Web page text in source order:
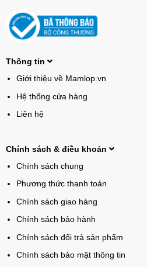
Thông tin
Giới thiệu về Mamlop.vn
Hệ thống cửa hàng
Liên hệ
Chính sách & điều khoản
Chính sách chung
Phương thức thanh toán
Chính sách giao hàng
Chính sách bảo hành
Chính sách đổi trả sản phẩm
Chính sách bảo mật thông tin